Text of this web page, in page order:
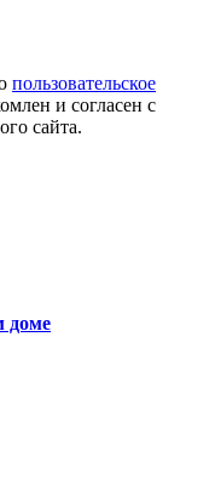
пользовательское
и согласен с
сайта.
доме